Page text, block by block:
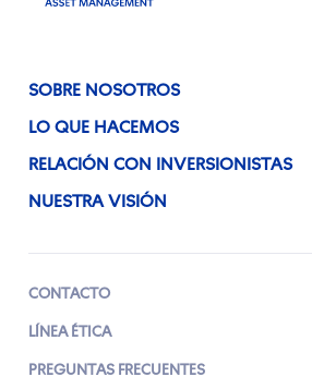
SOBRE NOSOTROS
LO QUE HACEMOS
RELACIÓN CON INVERSIONISTAS
NUESTRA VISIÓN
CONTACTO
LÍNEA ÉTICA
PREGUNTAS FRECUENTES